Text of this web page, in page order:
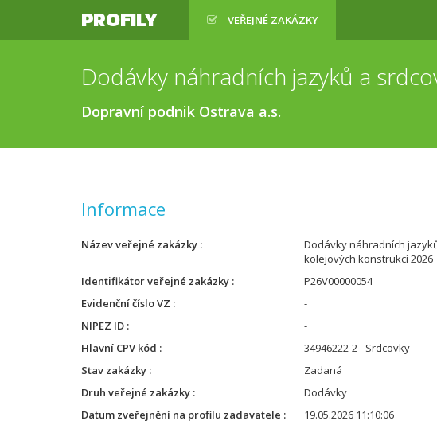
PROFILY VEŘEJNÉ ZAKÁZKY
Dodávky náhradních jazyků a
Dopravní podnik Ostrava a.s.
Informace
Název veřejné zakázky
Dodávky náhradních
kolejových konstrukcí 2026
Identifikátor veřejné zakázky
P26V00000054
Evidenční číslo VZ
-
NIPEZ ID
-
Hlavní CPV kód
34946222-2 - Srdcovky
Stav zakázky
Zadaná
Druh veřejné zakázky
Dodávky
Datum zveřejnění na profilu zadavatele
19.05.2026 11:10:06